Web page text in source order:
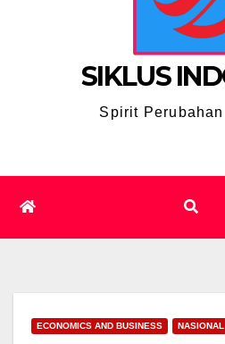
SIKLUS
Spirit
ECONOMICS AND BUSINESS NASIONAL